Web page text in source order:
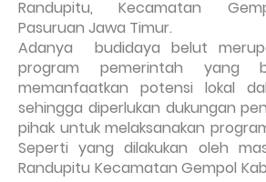
Randupitu, Kecamatan
Pasuruan Jawa Timur.
Adanya
budidaya belut
program pemerintah yang
memanfaatkan potensi lokal
sehingga diperlukan dukungan
pihak untuk melaksanakan
Seperti yang dilakukan oleh
Randupitu Kecamatan Gempol